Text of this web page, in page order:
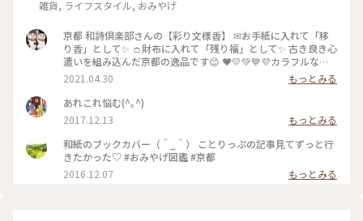
雑貨, ライフスタイル, おみやげ
京都 和詩倶楽部さんの【彩り文様香】 ✉お手紙に入れて「移
り香」として✨ 👛財布に入れて「残り福」として✨ 古き良き心
遣いを組み込んだ京都の逸品です😊 ❤️💛💚💙💜カラフルな可
愛い「京もの」 持ってるだけで幸せな気持ちになりますよ〜(*
´ᵕ`*) ❁❀✿✾🤍香りは 白檀🤍❁❀✿✾ 伝統文様の説明は写真5
枚目を見てくださいね✨ * 白檀はふくよかで優美さを兼ね備え
高貴な心打つ香りがします(*´˘`*)♡♡♡ 大好きな香りです(｡･
ω･｡)❁。🌼.*･ﾟ .ﾟ･*. * 古代より人の心を捉え 和らげてきた香
り。 お寺にいるような落ち着いた気持ちになります😌 * 今日
で4月も最終日。 過ぎ行く春を名残惜しみ 桜のお香をたきまし
た･:*:･(*´ｴ｀*)･:*:･ 🌸桜だけど 白檀の香りです😆 🐱にゃんこ
のお香立てを見せたかったの〜😜 * 我慢がまんの連休ですが
2021.04.30
もっとみる
あれこれ悩む(^｡^)
2017.12.13
もっとみる
和紙のブックカバー（＾_＾） ことりっぷの記事見てずっと行
きたかった♡ #おみやげ図鑑 #京都
2016.12.07
もっとみる